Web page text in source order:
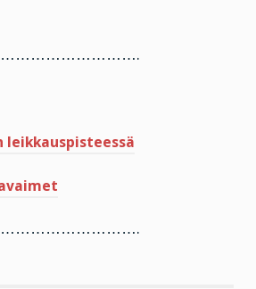
leikkauspisteessä